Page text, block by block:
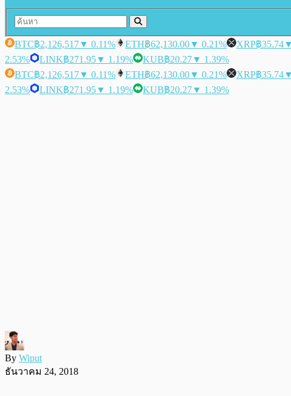
BTC฿2,126,517▼ 0.11% ETH฿62,130.00▼ 0.21% XRP฿35.74
2.53%
LINK฿271.95▼ 1.19% KUB฿20.27▼ 1.39%
BTC฿2,126,517▼ 0.11% ETH฿62,130.00▼ 0.21% XRP฿35.74
2.53%
LINK฿271.95▼ 1.19% KUB฿20.27▼ 1.39%
By Wiput
ธันวาคม 24, 2018